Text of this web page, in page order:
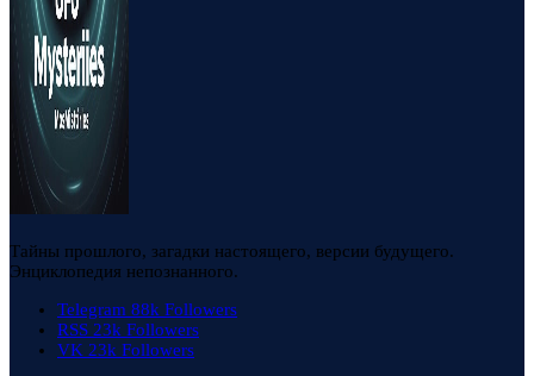
Тайны прошлого, загадки настоящего, версии будущего.
Энциклопедия непознанного.
Telegram 88k Followers
RSS 23k Followers
VK 23k Followers